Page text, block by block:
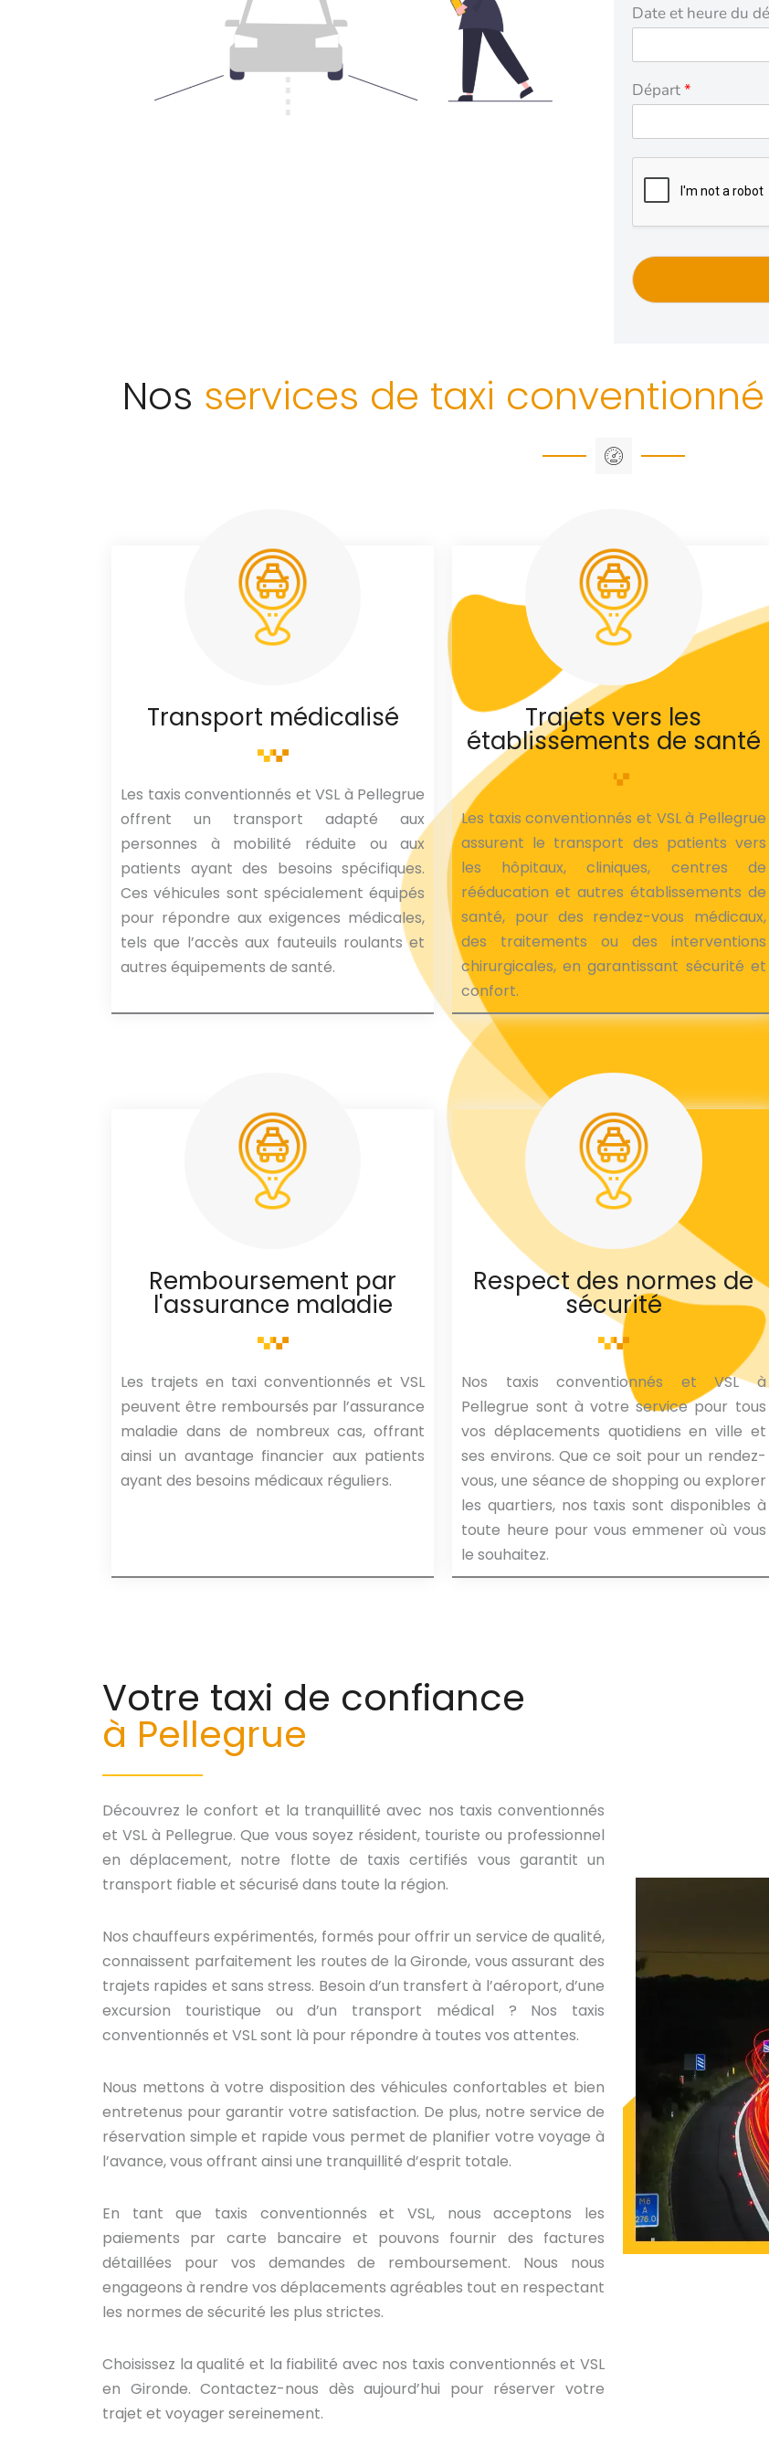
Date et heure du
Départ*
Nos services de taxi conventionné
Transport médicalisé
Les taxis conventionnés et VSL à Pellegrue
offrent un transport adapté aux
personnes à mobilité réduite ou aux
patients ayant des besoins spécifiques.
Ces véhicules sont spécialement équipés
pour répondre aux exigences médicales,
tels que l’accès aux fauteuils roulants et
autres équipements de santé.
Trajets vers les
établissements de santé
Les taxis conventionnés et VSL à Pellegrue
assurent le transport des patients vers
les hôpitaux, cliniques, centres de
rééducation et autres établissements de
santé, pour des rendez-vous médicaux,
des traitements ou des interventions
chirurgicales, en garantissant sécurité et
confort.
Remboursement par
l'assurance maladie
Les trajets en taxi conventionnés et VSL
peuvent être remboursés par l’assurance
maladie dans de nombreux cas, offrant
ainsi un avantage financier aux patients
ayant des besoins médicaux réguliers.
Respect des normes de
sécurité
Nos taxis conventionnés et VSL à
Pellegrue sont à votre service pour tous
vos déplacements quotidiens en ville et
ses environs. Que ce soit pour un rendez-
vous, une séance de shopping ou explorer
les quartiers, nos taxis sont disponibles à
toute heure pour vous emmener où vous
le souhaitez.
Votre taxi de confiance
à Pellegrue
Découvrez le confort et la tranquillité avec nos taxis conventionnés
et VSL à Pellegrue. Que vous soyez résident, touriste ou professionnel
en déplacement, notre flotte de taxis certifiés vous garantit un
transport fiable et sécurisé dans toute la région.
Nos chauffeurs expérimentés, formés pour offrir un service de qualité,
connaissent parfaitement les routes de la Gironde, vous assurant des
trajets rapides et sans stress. Besoin d’un transfert à l’aéroport, d’une
excursion touristique ou d’un transport médical ? Nos taxis
conventionnés et VSL sont là pour répondre à toutes vos attentes.
Nous mettons à votre disposition des véhicules confortables et bien
entretenus pour garantir votre satisfaction. De plus, notre service de
réservation simple et rapide vous permet de planifier votre voyage à
l’avance, vous offrant ainsi une tranquillité d’esprit totale.
En tant que taxis conventionnés et VSL, nous acceptons les
paiements par carte bancaire et pouvons fournir des factures
détaillées pour vos demandes de remboursement. Nous nous
engageons à rendre vos déplacements agréables tout en respectant
les normes de sécurité les plus strictes.
Choisissez la qualité et la fiabilité avec nos taxis conventionnés et VSL
en Gironde. Contactez-nous dès aujourd’hui pour réserver votre
trajet et voyager sereinement.